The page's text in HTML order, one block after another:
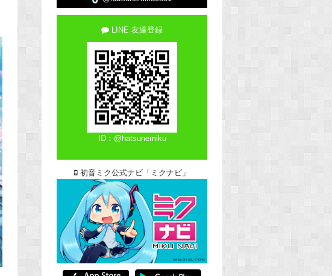
LINE 友達登録
ID：@hatsunemiku
初音ミク公式ナビ「ミクナビ」